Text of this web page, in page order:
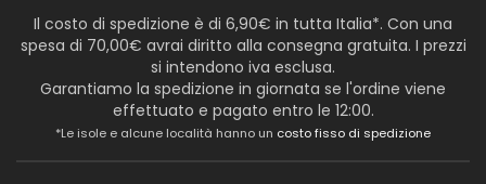
Il costo di spedizione è di 6,90€ in tutta Italia*. Con una
spesa di 70,00€ avrai diritto alla consegna gratuita. I prezzi
si intendono iva esclusa.
Garantiamo la spedizione in giornata se l'ordine viene
effettuato e pagato entro le 12:00.
*Le isole e alcune località hanno un costo fisso di spedizione